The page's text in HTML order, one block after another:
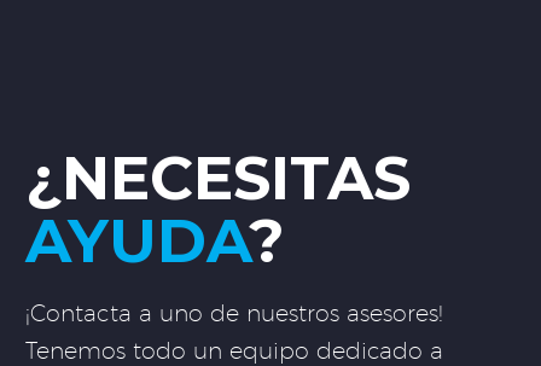
¿NECESITAS
AYUDA?
¡Contacta a uno de nuestros asesores!
Tenemos todo un equipo dedicado a